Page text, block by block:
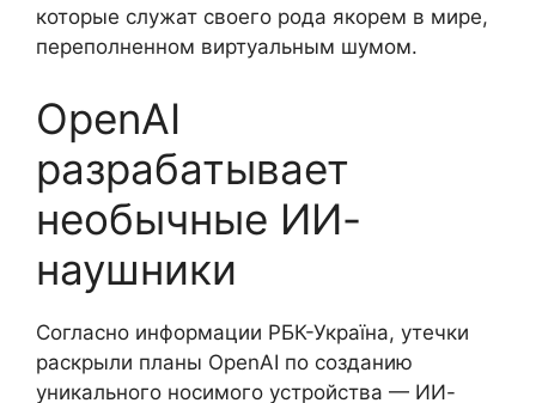
которые служат своего рода якорем в мире,
переполненном виртуальным шумом.
OpenAI
разрабатывает
необычные ИИ-
наушники
Согласно информации РБК-Україна, утечки
раскрыли планы OpenAI по созданию
уникального носимого устройства — ИИ-